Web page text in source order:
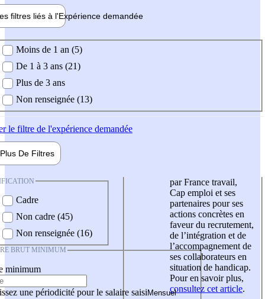
filtres liés à l'Expérience demandée
demandée
Moins de 1 an (5)
De 1 à 3 ans (21)
Plus de 3 ans
Non renseignée (13)
le filtre de l'expérience demandée
Plus De Filtres
Cadre
Non cadre (45)
Non renseignée (16)
BRUT MINIMUM
minimum
une périodicité pour le salaire saisi
par France travail,
Cap emploi et ses
partenaires pour ses
actions concrètes en
faveur du recrutement,
de l’intégration et de
l’accompagnement de
ses collaborateurs en
situation de handicap.
Pour en savoir plus,
consultez cet article.